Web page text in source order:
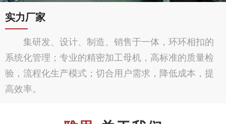
实力厂家
集研发、设计、制造、销售于一体，环环相扣的
系统化管理；专业的精密加工母机，高标准的质量检
验，流程化生产模式；切合用户需求，降低成本，提
高效率。